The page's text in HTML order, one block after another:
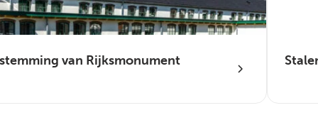
van Rijksmonument